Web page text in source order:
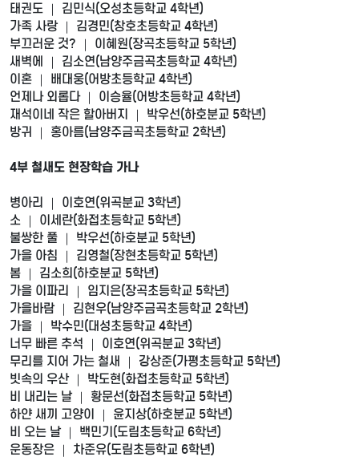
태권도 ｜ 김민식(오성초등학교 4학년)
가족 사랑 ｜ 김경민(창호초등학교 4학년)
부끄러운 것? ｜ 이혜원(장곡초등학교 5학년)
새벽에 ｜ 김소연(남양주금곡초등학교 4학년)
이혼 ｜ 배대웅(어방초등학교 4학년)
언제나 외롭다 ｜ 이승율(어방초등학교 4학년)
재석이네 작은 할아버지 ｜ 박우선(하호분교 5학년)
방귀 ｜ 홍아름(남양주금곡초등학교 2학년)
4부 철새도 현장학습 가나
병아리 ｜ 이호연(위곡분교 3학년)
소 ｜ 이세란(화접초등학교 5학년)
불쌍한 풀 ｜ 박우선(하호분교 5학년)
가을 아침 ｜ 김영철(장현초등학교 5학년)
봄 ｜ 김소희(하호분교 5학년)
가을 이파리 ｜ 임지은(장곡초등학교 5학년)
가을바람 ｜ 김현우(남양주금곡초등학교 2학년)
가을 ｜ 박수민(대성초등학교 4학년)
너무 빠른 추석 ｜ 이호연(위곡분교 3학년)
무리를 지어 가는 철새 ｜ 강상준(가평초등학교 5학년)
빗속의 우산 ｜ 박도현(화접초등학교 5학년)
비 내리는 날 ｜ 황문선(화접초등학교 5학년)
하얀 새끼 고양이 ｜ 윤지상(하호분교 5학년)
비 오는 날 ｜ 백민기(도림초등학교 6학년)
운동장은 ｜ 차준유(도림초등학교 6학년)